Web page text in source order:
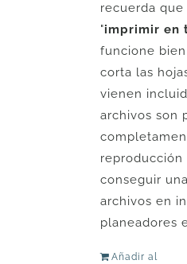
recuerda
"imprimir en
funcione
corta las
vienen
archivos son
reproducción
conseguir
archivos en
planeadores
Añadir al